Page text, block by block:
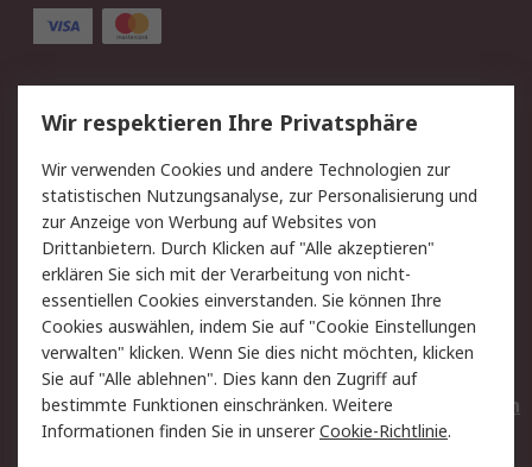
Service
Value Added Services
Lieferlösungen
Rücksendungen
Kontakt
Hilfe
Privatkunden
Rechtliches
AGB
Datenschutz
Cookie-Richtlinie
Zahlungsbedingungen
Copyright/Impressum
Entsorgung
Elektrogeräte/Batterien
Wir respektieren Ihre Privatsphäre
Wir verwenden Cookies und andere Technologien zur
statistischen Nutzungsanalyse, zur Personalisierung und
zur Anzeige von Werbung auf Websites von
Drittanbietern. Durch Klicken auf "Alle akzeptieren"
erklären Sie sich mit der Verarbeitung von nicht-
essentiellen Cookies einverstanden. Sie können Ihre
Cookies auswählen, indem Sie auf "Cookie Einstellungen
verwalten" klicken. Wenn Sie dies nicht möchten, klicken
Sie auf "Alle ablehnen". Dies kann den Zugriff auf
bestimmte Funktionen einschränken. Weitere
Informationen finden Sie in unsererCookie-Richtlinie.